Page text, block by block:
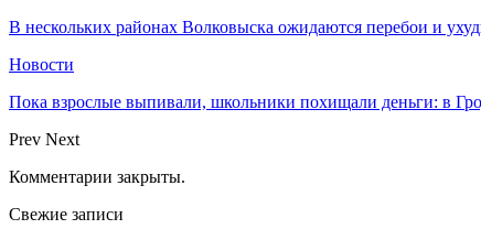
В нескольких районах Волковыска ожидаются перебои и
Новости
Пока взрослые выпивали, школьники похищали деньги: в
Prev Next
Комментарии закрыты.
Свежие записи